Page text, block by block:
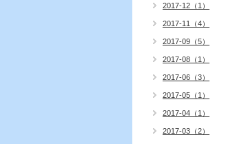
2017-12（1）
2017-11（4）
2017-09（5）
2017-08（1）
2017-06（3）
2017-05（1）
2017-04（1）
2017-03（2）